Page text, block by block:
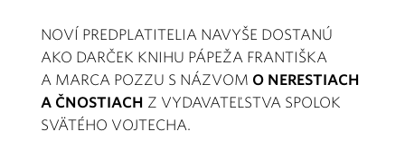
NOVÍ PREDPLATITELIA NAVYŠE DOSTANÚ
AKO DARČEK KNIHU PÁPEŽA FRANTIŠKA
A MARCA POZZU S NÁZVOM O NERESTIACH
A ČNOSTIACH Z VYDAVATEĽSTVA SPOLOK
SVÄTÉHO VOJTECHA.